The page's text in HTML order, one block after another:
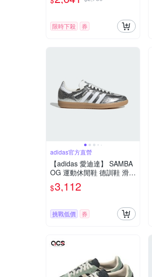
限時下殺 券
adidas官方直營
【adidas 愛迪達】 SAMBA
OG 運動休閒鞋 德訓鞋 滑板
復古 女鞋 - Originals JR003
5
$3,112
挑戰低價 券